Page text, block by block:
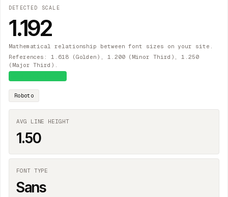
DETECTED SCALE
1.192
Mathematical relationship between font sizes on your site.
References: 1.618 (Golden), 1.200 (Minor Third), 1.250
(Major Third).
Roboto
AVG LINE HEIGHT
1.50
FONT TYPE
Sans